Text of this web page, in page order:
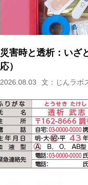
災害時と透析：いざ
応）
2026.08.03 文：じんラボ